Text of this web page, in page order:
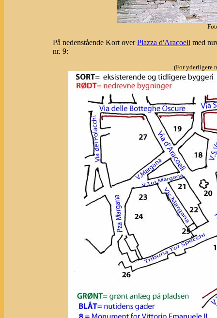
På nedenstående Kort overPiazza d'Aracoeli med
nr. 9:
(For yderligere